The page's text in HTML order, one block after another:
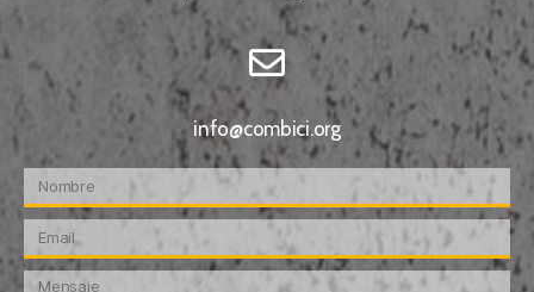
info@combici.org